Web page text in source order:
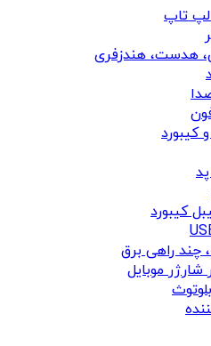
لپ تاپ
هدست، هندزفری
کیبورد
کیبورد
چند راهی برق
شارژر موبایل